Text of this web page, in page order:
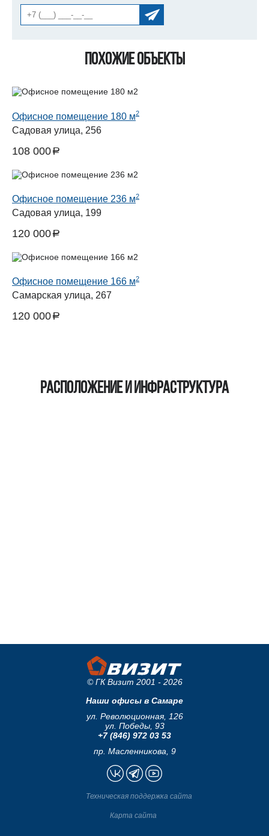
Похожие объекты
Офисное помещение 180 м2
Садовая улица, 256
108 000a
Офисное помещение 236 м2
Садовая улица, 199
120 000a
Офисное помещение 166 м2
Самарская улица, 267
120 000a
Расположение и инфраструктура
© ГК Визит 2001 - 2026
Наши офисы в Самаре
ул. Революционная, 126
ул. Победы, 93
+7 (846) 972 03 53
пр. Масленникова, 9
Техническая поддержка сайта
Карта сайта